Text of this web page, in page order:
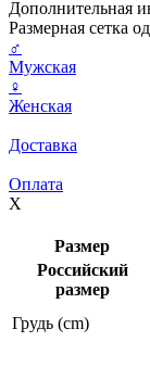
Дополнительная
Размерная сетка
♂
Мужская
♀
Женская
Доставка
Оплата
X
Размер
Российский
размер
Грудь (cm)